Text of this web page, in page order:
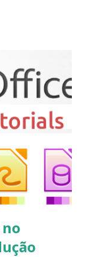
a seguir para
suggests
get remove